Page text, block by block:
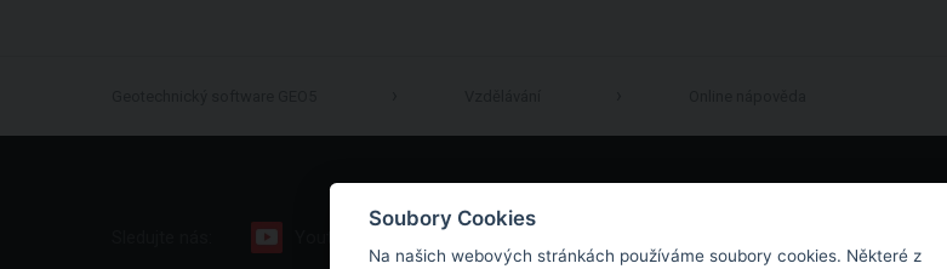
Soubory Cookies
Na našich webových stránkách používáme soubory cookies. Některé z